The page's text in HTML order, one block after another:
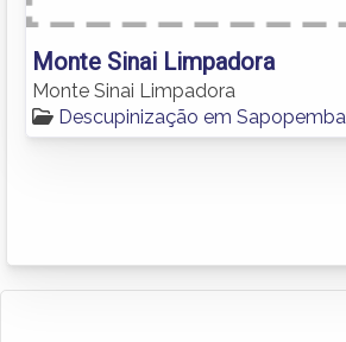
Monte Sinai Limpadora
Monte Sinai Limpadora
Descupinização em Sapopemba